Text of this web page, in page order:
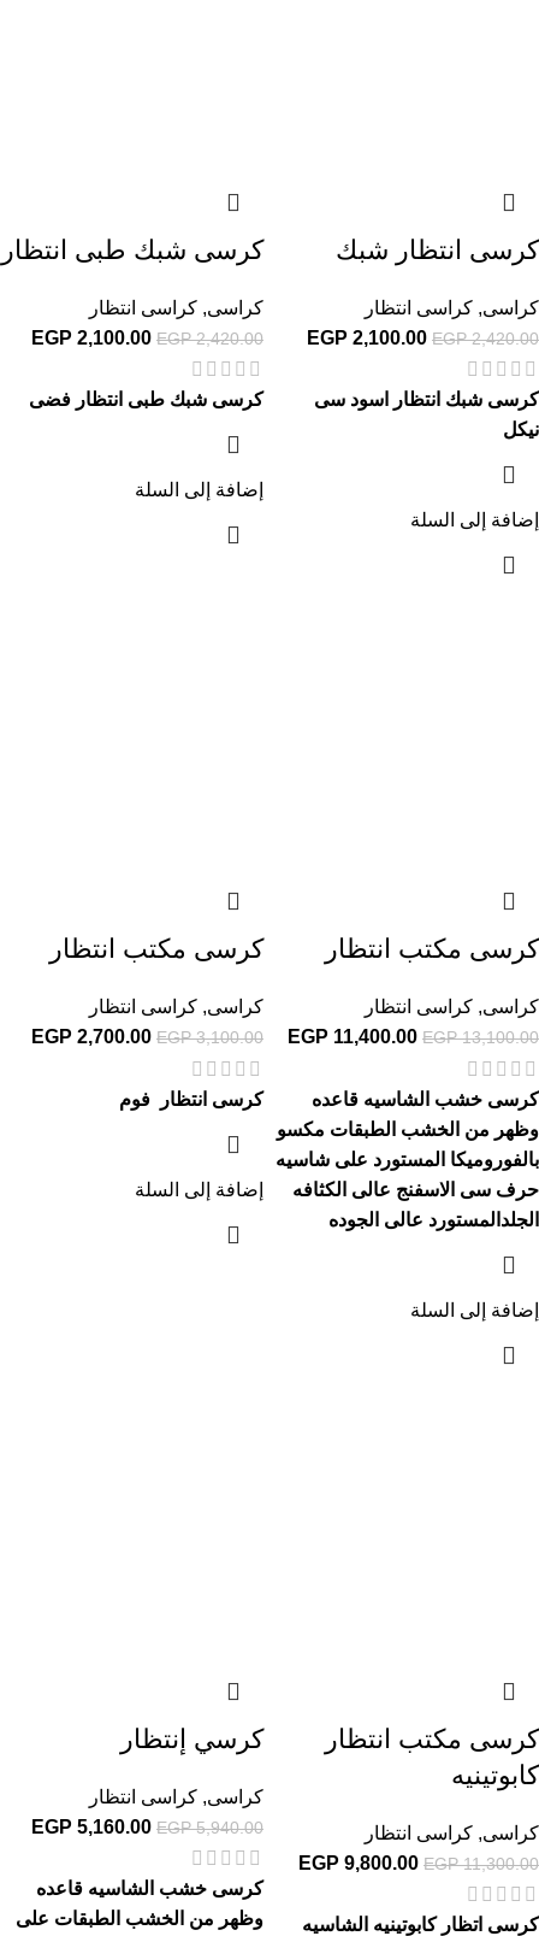
كرسى انتظار شبك
كراسى, كراسى انتظار
EGP2,420.00
EGP 2,100.00
كرسى شبك انتظار اسود سى
نيكل
إضافة إلى السلة
كرسى شبك طبى انتظار
كراسى, كراسى انتظار
EGP2,420.00
EGP 2,100.00
كرسى شبك طبى انتظار فضى
إضافة إلى السلة
كرسى مكتب انتظار
كراسى, كراسى انتظار
EGP13,100.00
EGP 11,400.00
كرسى خشب الشاسيه قاعده
وظهر من الخشب الطبقات مكسو
بالفوروميكا المستورد على شاسيه
حرف سى الاسفنج عالى الكثافه
الجلدالمستورد عالى الجوده
إضافة إلى السلة
كرسى مكتب انتظار
كراسى, كراسى انتظار
EGP3,100.00
EGP 2,700.00
كرسى انتظار فوم
إضافة إلى السلة
كرسى مكتب انتظار
كابوتينيه
كراسى, كراسى انتظار
EGP11,300.00
EGP 9,800.00
كرسى اتظار كابوتينيه الشاسيه
كرسي إنتظار
كراسى, كراسى انتظار
EGP5,940.00
EGP 5,160.00
كرسى خشب الشاسيه قاعده
وظهر من الخشب الطبقات على